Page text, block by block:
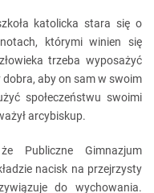
katolicka stara się o
którymi winien się
trzeba wyposażyć
dobra, aby on sam w swoim
społeczeństwu swoimi
arcybiskup.
Publiczne Gimnazjum
nacisk na przejrzysty
do wychowania.